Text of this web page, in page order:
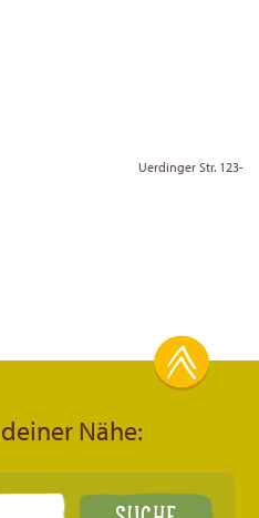
Uerdinger Str. 123-
Nähe: